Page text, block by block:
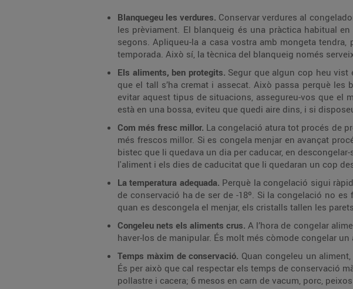
Blanquegeu les verdures. Conservar verdures al
les prèviament. El blanqueig és una pràctica habitual
segons. Apliqueu-la a casa vostra amb mongeta
temporada. Això sí, la tècnica del blanqueig només
Els aliments, ben protegits. Segur que algun cop heu
que el tall s’ha cremat i assecat. Això passa perquè
evitar aquest tipus de situacions, assegureu-vos que el
està en una bossa, eviteu que quedi aire dins, i si
Com més fresc millor. La congelació atura tot procés de
més frescos millor. Si es congela menjar en avançat
bistec que li quedava un dia per caducar, en
l'aliment i els dies de caducitat que li quedaran un cop
La temperatura adequada. Perquè la congelació sigui
de conservació ha de ser de -18º. Si la congelació no
quan es descongela el menjar, els cristalls tallen les
Congeleu nets els aliments crus. A l’hora de congelar
haver-los de manipular. És molt més còmode congelar
Temps màxim de conservació. Quan congeleu un
És per això que cal respectar els temps de conservació
pollastre i cacera; 6 mesos en carn de vacum, porc,